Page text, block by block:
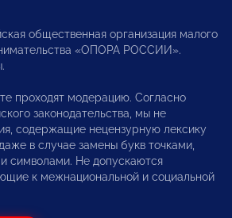
общественная организация малого
«ОПОРА РОССИИ».
проходят модерацию. Согласно
законодательства, мы не
содержащие нецензурную лексику
в случае замены букв точками,
символами. Не допускаются
к межнациональной и социальной